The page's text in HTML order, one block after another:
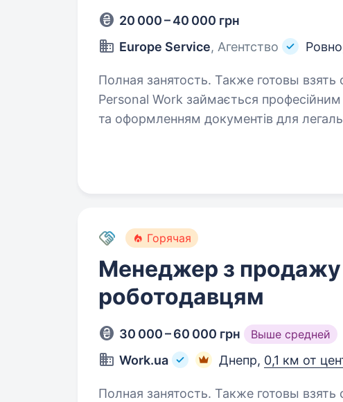
20 000 – 40 000 грн
Europe Service, Агентство
Полная занятость. Также готовы взять студента. Вже
Personal Work займається професійним
та оформленням документів для
Горячая
Менеджер з продажу
роботодавцям
30 000 – 60 000 грн Выше средней
Work.ua Днепр, 0,1 км от
Полная занятость. Также готовы взять студента. Привіт! Я